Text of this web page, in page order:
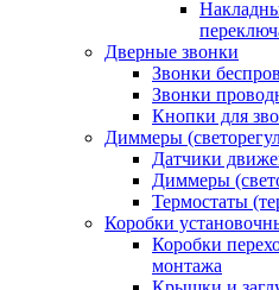
Дверные звонки
Звонки
Звонки
Кнопки для
Диммеры
Датчики
Диммеры
Термостаты
Коробки
Коробки
монтажа